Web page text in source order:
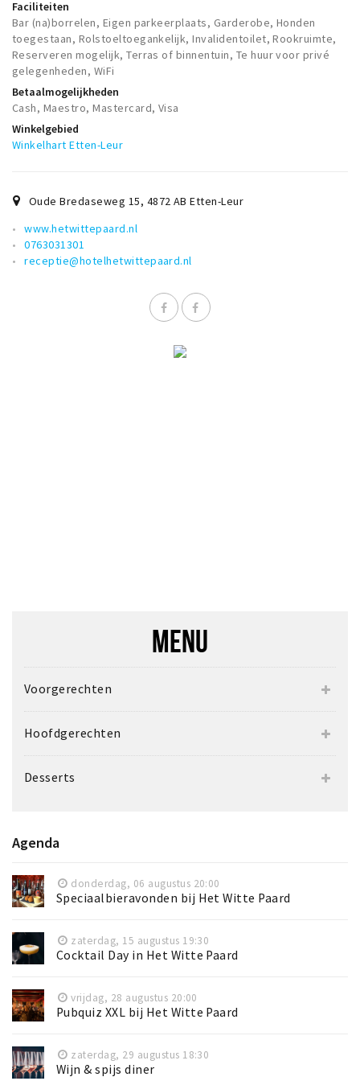
Musea, theaters & podia
Uitjes & activiteiten
Studentenroutes
Natuurgebieden
Party pics
Eten
Winkels
Winkelgebieden
Faciliteiten
Bar (na)borrelen, Eigen parkeerplaats, Garderobe, Honden
toegestaan, Rolstoeltoegankelijk, Invalidentoilet, Rookruimte,
Reserveren mogelijk, Terras of binnentuin, Te huur voor privé
gelegenheden, WiFi
Betaalmogelijkheden
Cash, Maestro, Mastercard, Visa
Winkelgebied
Winkelhart Etten-Leur
Oude Bredaseweg 15, 4872 AB Etten-Leur
www.hetwittepaard.nl
0763031301
receptie@hotelhetwittepaard.nl
MENU
Voorgerechten
Hoofdgerechten
Desserts
Agenda
donderdag, 06 augustus 20:00
Speciaalbieravonden bij Het Witte Paard
zaterdag, 15 augustus 19:30
Cocktail Day in Het Witte Paard
vrijdag, 28 augustus 20:00
Pubquiz XXL bij Het Witte Paard
zaterdag, 29 augustus 18:30
Wijn & spijs diner